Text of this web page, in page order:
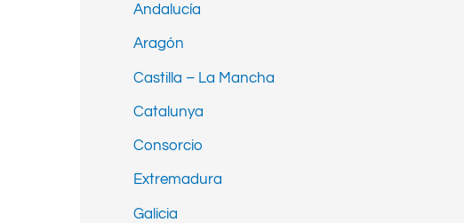
Andalucía
Aragón
Castilla – La Mancha
Catalunya
Consorcio
Extremadura
Galicia